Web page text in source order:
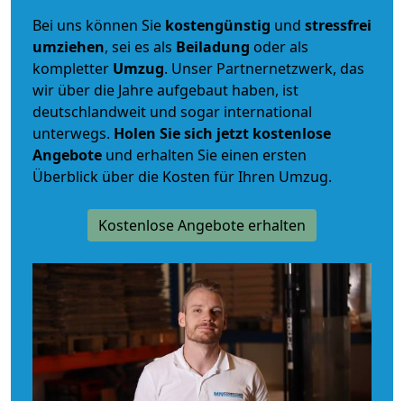
Bei uns können Sie kostengünstig und stressfrei
umziehen, sei es als Beiladung oder als
kompletter Umzug. Unser Partnernetzwerk, das
wir über die Jahre aufgebaut haben, ist
deutschlandweit und sogar international
unterwegs. Holen Sie sich jetzt kostenlose
Angebote und erhalten Sie einen ersten
Überblick über die Kosten für Ihren Umzug.
Kostenlose Angebote erhalten